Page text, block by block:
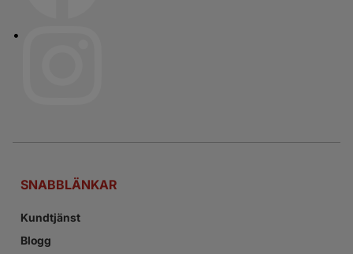
SNABBLÄNKAR
Kundtjänst
Blogg